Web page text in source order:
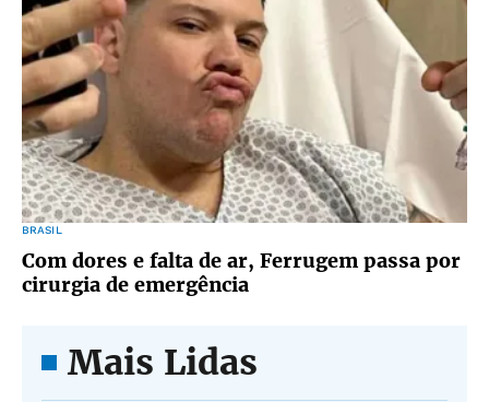
BRASIL
Com dores e falta de ar, Ferrugem passa por
cirurgia de emergência
Mais Lidas